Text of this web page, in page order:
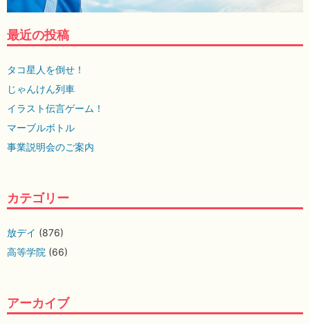
最近の投稿
タコ星人を倒せ！
じゃんけん列車
イラスト伝言ゲーム！
マーブルボトル
事業説明会のご案内
カテゴリー
放デイ (876)
高等学院 (66)
アーカイブ